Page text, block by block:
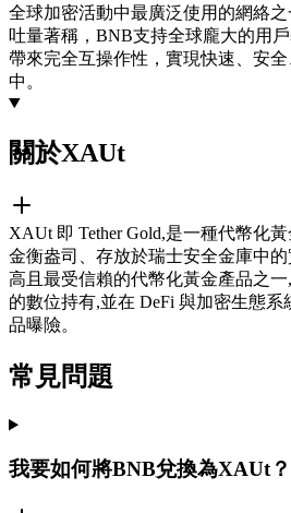
全球加密活動中最廣泛使用的網絡
吐量著稱，BNB支持全球龐大的用
帶來完全互操作性，實現快速、安
中。
關於XAUt
XAUt 即 Tether Gold,是一種代幣化
金衡盎司、存放於瑞士安全金庫中
高且最受信賴的代幣化黃金產品之
的數位持有,並在 DeFi 與加密生態
品曝險。
常見問題
我要如何將BNB兌換為XAUt？